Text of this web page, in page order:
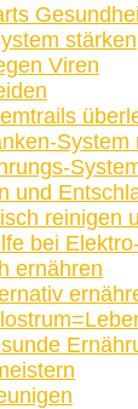
stärken
Viren
System
und
reinigen
bei
ernähren